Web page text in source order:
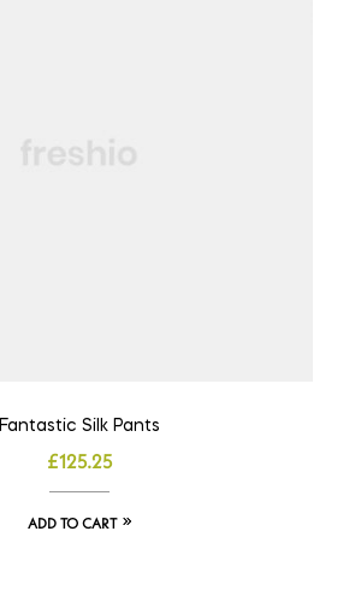
Fantastic Silk Pants
£125.25
ADD TO CART